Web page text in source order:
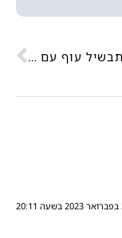
תבשיל עוף עם כרישה וסלרי